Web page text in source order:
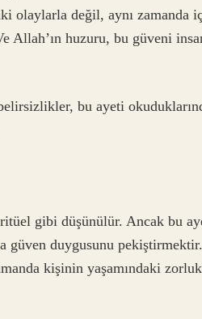
olaylarla değil, aynı zamanda
Allah’ın huzuru, bu güveni
bu ayeti
gibi düşünülür. Ancak bu
güven duygusunu
kişinin yaşamındaki